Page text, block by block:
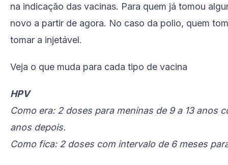
na indicação das vacinas. Para quem já tomou
novo a partir de agora. No caso da polio, quem
tomar a injetável.
Veja o que muda para cada tipo de vacina
HPV
Como era: 2 doses para meninas de 9 a 13 anos
anos depois.
Como fica: 2 doses com intervalo de 6 meses